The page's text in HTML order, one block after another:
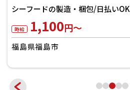
ガスユニット装置の製造/日払いOK
時給 1,350円～
茨城県つくば市